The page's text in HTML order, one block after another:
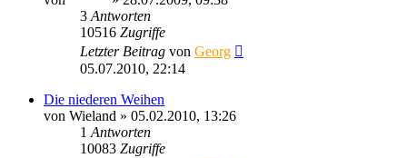
3Antworten
10516 Zugriffe
Letzter Beitrag von Georg
05.07.2010, 22:14
Die niederen Weihen
von Wieland » 05.02.2010, 13:26
1Antworten
10083 Zugriffe